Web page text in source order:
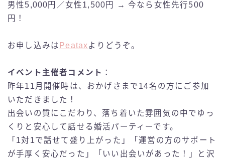
男性5,000円／女性1,500円 → 今なら女性先行500
円！
お申し込みは Peataxよりどうぞ。
イベント主催者コメント ：
昨年11月開催時は、おかげさまで14名の方にご参加
いただきました！
出会いの質にこだわり、落ち着いた雰囲気の中でゆっ
くりと安心して話せる婚活パーティーです。
「1対1で話せて盛り上がった」「運営の方のサポート
が手厚く安心だった」「いい出会いがあった！」と沢